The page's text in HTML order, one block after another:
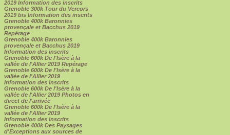
2019 Information des inscrits
Grenoble 300k Tour du Vercors
2019 bis Information des inscrits
Grenoble 400k Baronnies
provençale et Bacchus 2019
Repérage
Grenoble 400k Baronnies
provençale et Bacchus 2019
Information des inscrits
Grenoble 600k De l'Isère à la
vallée de l'Allier 2019 Repérage
Grenoble 600k De l'Isère à la
vallée de l'Allier 2019
Information des inscrits
Grenoble 600k De l'Isère à la
vallée de l'Allier 2019 Photos en
direct de l'arrivée
Grenoble 600k De l'Isère à la
vallée de l'Allier 2019
Information des inscrits
Grenoble 400k Des Paysages
d'Exceptions aux sources de